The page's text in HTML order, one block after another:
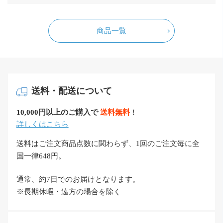
商品一覧
送料・配送について
10,000円以上のご購入で 送料無料！
詳しくはこちら
送料はご注文商品点数に関わらず、1回のご注文毎に全
国一律648円。
通常、約7日でのお届けとなります。
※長期休暇・遠方の場合を除く